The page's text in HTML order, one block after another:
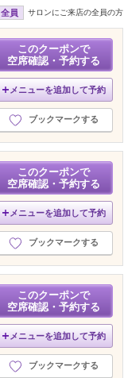
全員 サロンにご来店の全員の方
このクーポンで
空席確認・予約する
メニューを追加して予約
ブックマークする
このクーポンで
空席確認・予約する
メニューを追加して予約
ブックマークする
このクーポンで
空席確認・予約する
メニューを追加して予約
ブックマークする